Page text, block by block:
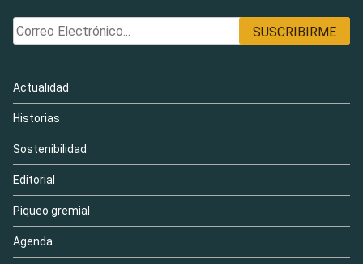
Actualidad
Historias
Sostenibilidad
Editorial
Piqueo gremial
Agenda